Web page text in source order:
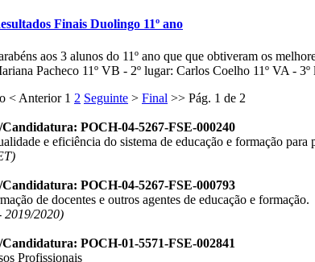
Finais Duolingo 11º ano
aos 3 alunos do 11º ano que que obtiveram os
Pacheco 11º VB - 2º lugar: Carlos Coelho 11º VA -
< Anterior 1 2 Seguinte > Final >> Pág. 1 de 2
POCH-04-5267-FSE-000240
e eficiência do sistema de educação e formação para
POCH-04-5267-FSE-000793
de docentes e outros agentes de educação e formação.
2019/2020)
POCH-01-5571-FSE-002841
Profissionais